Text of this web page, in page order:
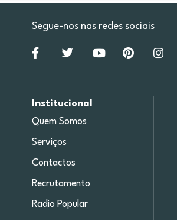
Segue-nos nas redes sociais
Institucional
Quem Somos
Serviços
Contactos
Recrutamento
Radio Popular